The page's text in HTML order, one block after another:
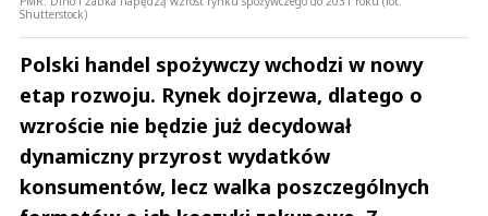
Shutterstock)
Polski handel spożywczy wchodzi w nowy
etap rozwoju. Rynek dojrzewa, dlatego o
wzroście nie będzie już decydował
dynamiczny przyrost wydatków
konsumentów, lecz walka poszczególnych